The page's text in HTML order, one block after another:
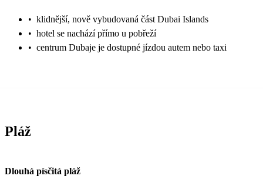
• klidnější, nově vybudovaná část Dubai Islands
• hotel se nachází přímo u pobřeží
• centrum Dubaje je dostupné jízdou autem nebo taxi
Pláž
Dlouhá písčitá pláž